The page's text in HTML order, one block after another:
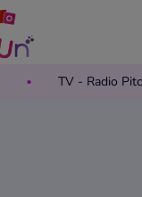
TV - Radio